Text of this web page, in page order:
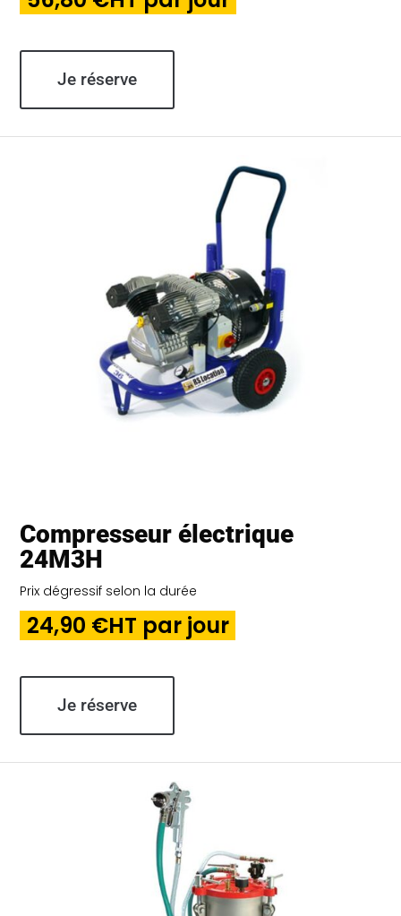
Je réserve
Compresseur électrique
24M3H
Prix dégressif selon la durée
24,90 €HT par jour
Je réserve